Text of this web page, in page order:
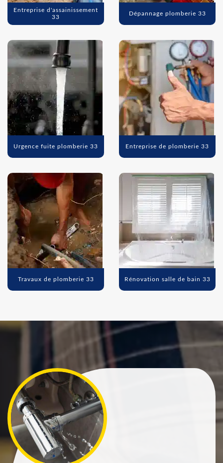
Entreprise d'assainissement
33
Dépannage plomberie 33
Urgence fuite plomberie 33 Entreprise de plomberie 33
Travaux de plomberie 33 Rénovation salle de bain 33